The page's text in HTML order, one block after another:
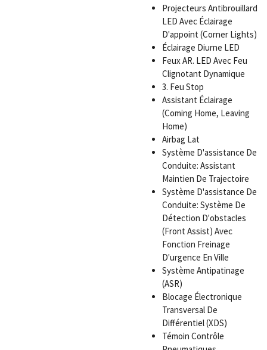
Projecteurs Antibrouillard
LED Avec Éclairage
D'appoint (Corner Lights)
Éclairage Diurne LED
Feux AR. LED Avec Feu
Clignotant Dynamique
3. Feu Stop
Assistant Éclairage
(Coming Home, Leaving
Home)
Airbag Lat
Système D'assistance De
Conduite: Assistant
Maintien De Trajectoire
Système D'assistance De
Conduite: Système De
Détection D'obstacles
(Front Assist) Avec
Fonction Freinage
D'urgence En Ville
Système Antipatinage
(ASR)
Blocage Électronique
Transversal De
Différentiel (XDS)
Témoin Contrôle